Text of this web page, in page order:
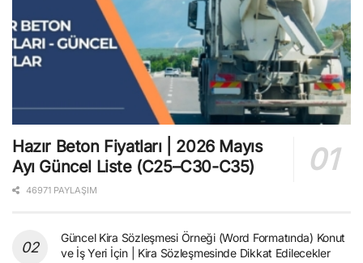
Hazır Beton Fiyatları | 2026 Mayıs
Ayı Güncel Liste (C25–C30-C35)
46971 PAYLAŞIM
Güncel Kira Sözleşmesi Örneği (Word Formatında) Konut
ve İş Yeri İçin | Kira Sözleşmesinde Dikkat Edilecekler